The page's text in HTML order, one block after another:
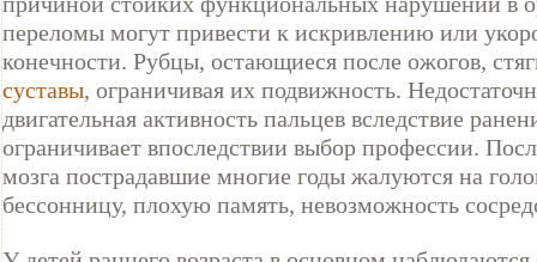
переломы могут привести к искривлению или
конечности. Рубцы, остающиеся после ожогов,
суставы, ограничивая их подвижность.
двигательная активность пальцев вследствие
ограничивает впоследствии выбор профессии.
мозга пострадавшие многие годы жалуются на
бессонницу, плохую память, невозможность